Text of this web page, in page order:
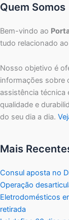
Quem Somos
Bem-vindo ao
tudo relacionado
Nosso objetivo é
informações sobre
assistência técnica
qualidade e
do seu dia a dia.
Mais
Consul aposta no
Operação
Eletrodomésticos
retirada